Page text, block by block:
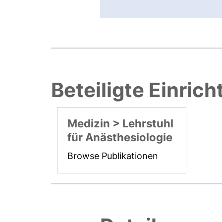
Beteiligte
Medizin > Lehrstuhl
für Anästhesiologie
Browse Publikationen